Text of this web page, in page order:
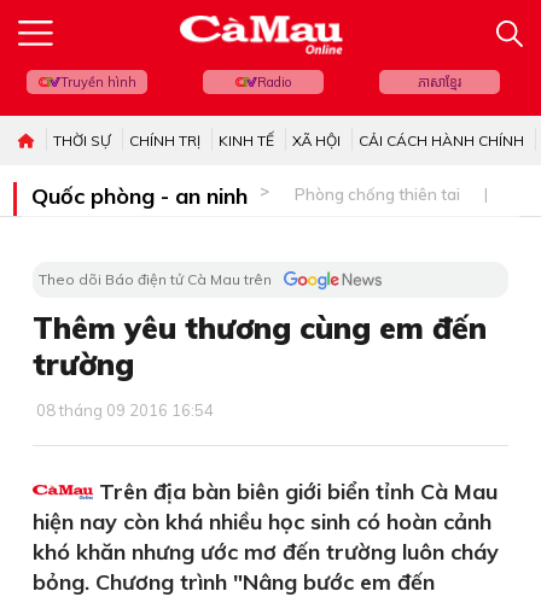
Truyền hình Radio ភាសាខ្មែរ
THỜI SỰ CHÍNH TRỊ KINH TẾ XÃ HỘI CẢI CÁCH HÀNH CHÍNH
Quốc phòng - an ninh Phòng chống thiên tai
Theo dõi Báo điện tử Cà Mau trên
Thêm yêu thương cùng em đến
trường
08 tháng 09 2016 16:54
Trên địa bàn biên giới biển tỉnh Cà Mau
hiện nay còn khá nhiều học sinh có hoàn cảnh
khó khăn nhưng ước mơ đến trường luôn cháy
bỏng. Chương trình "Nâng bước em đến